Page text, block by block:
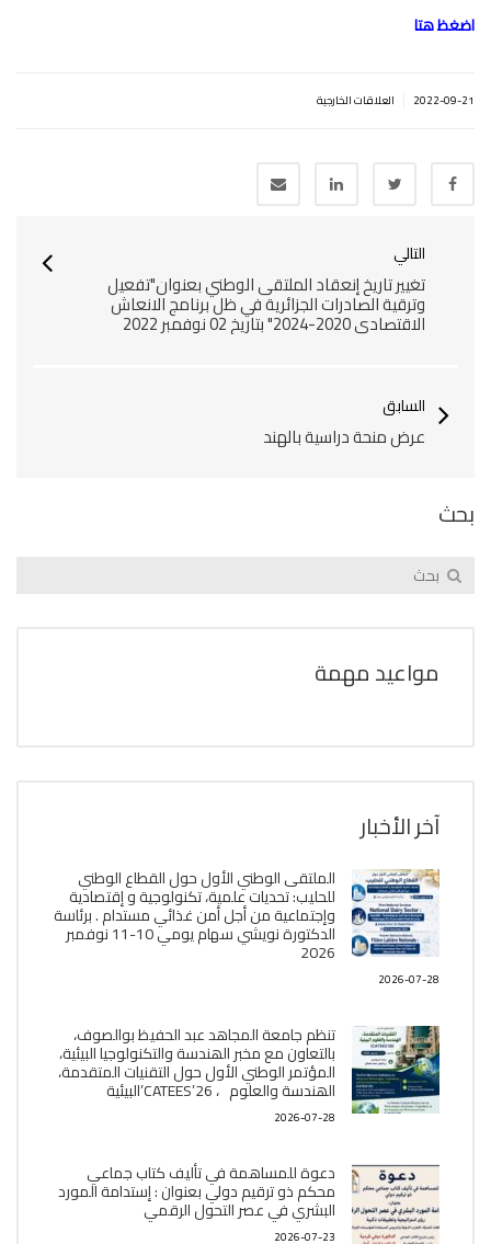
اضغظ هتا
2022-09-21 العلاقات الخارجية
التالي
تغيير تاريخ إنعقاد الملتقى الوطني بعنوان"تفعيل
وترقية الصادرات الجزائرية في ظل برنامج الانعاش
الاقتصادي 2020-2024" بتاريخ 02 نوفمبر 2022‎‎
السابق
عرض منحة دراسية بالهند
بحث
مواعيد مهمة
آخر الأخبار
الملتقى الوطني الأول حول القطاع الوطني
للحليب: تحديات علمية، تكنولوجية و إقتصادية
وإجتماعية من أجل أمن غذائي مستدام . برئاسة
الدكتورة نويشي سهام يومي 10-11 نوفمبر
2026
2026-07-28
تنظم جامعة المجاهد عبد الحفيظ بوالصوف،
بالتعاون مع مخبر الھندسة والتكنولوجيا البیئیة،
المؤتمر الوطني الأول حول التقنيات المتقدمة،
الھندسة والعلوم ، CATEES’26’البیئية
2026-07-28
دعوة للمساهمة في تأليف كتاب جماعي
محكم ذو ترقيم دولي بعنوان : إستدامة المورد
البشري في عصر التحول الرقمي
2026-07-23